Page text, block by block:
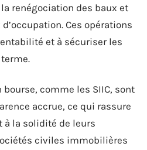
la renégociation des baux et
Ces opérations
et à sécuriser les
bourse, comme les SIIC, sont
accrue, ce qui rassure
la solidité de leurs
civiles immobilières